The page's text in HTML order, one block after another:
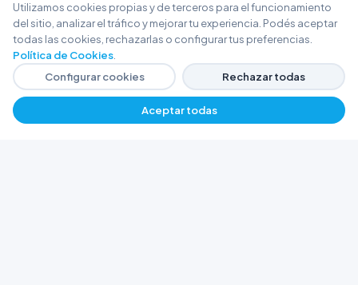
$ 3355,44 + Agregar
Utilizamos cookies propias y de terceros para el funcionamiento
del sitio, analizar el tráfico y mejorar tu experiencia. Podés aceptar
todas las cookies, rechazarlas o configurar tus preferencias.
Política de Cookies
Configurar cookies
Rechazar todas
Aceptar todas